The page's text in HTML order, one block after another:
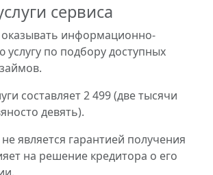
сервиса
информационно-
услугу по подбору доступных
составляет 2 499 (две тысячи
девять).
является гарантией получения
на решение кредитора о его